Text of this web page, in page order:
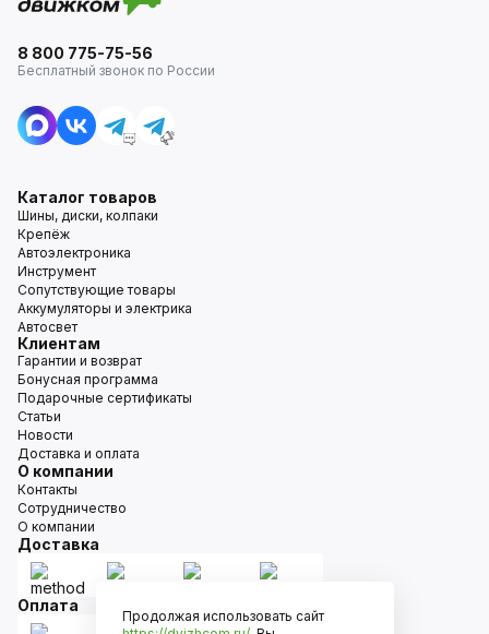
8 800 775-75-56
Бесплатный звонок по России
Каталог товаров
Шины, диски, колпаки
Крепёж
Автоэлектроника
Инструмент
Сопутствующие товары
Аккумуляторы и электрика
Автосвет
Клиентам
Гарантии и возврат
Бонусная программа
Подарочные сертификаты
Статьи
Новости
Доставка и оплата
О компании
Контакты
Сотрудничество
О компании
Доставка
Оплата
Продолжая использовать сайт